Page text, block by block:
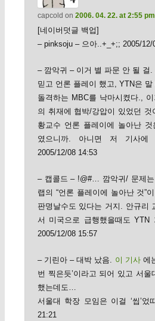
capcold on 2006. 04. 22. at 2:55 pm
[네이버덧글 백업]
– pinksoju – 으아..+_+;; 2005/12/
– 깜악귀 – 이거 별 파문 안 될 걸
믿고 언론 플레이 했고, YTN은
돌격하는 MBC를 낙마시켰다.,
의 취재에 협박/강압이 있었던 것
황교수 언론 플레이에 놀아난 것
였으니까. 아니면 저 기사에
2005/12/08 14:53
– 캡콜드 – !@#… 깜악귀/ 문제
랩의 “언론 플레이에 놀아난 것”
판명날수도 있다는 거지. 안규리
서 미국으로 급행했을때도 YTN
2005/12/08 15:57
– 기린아 – 대박 났음. 이 기사에
번 찍은듯’이라고 되어 있고 서울
했는데도…
서울대 학장 모임은 이걸 ‘씹’었
21:21